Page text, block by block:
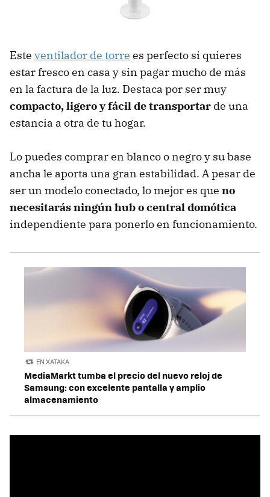
Este ventilador de torre es perfecto si quieres
estar fresco en casa y sin pagar mucho de más
en la factura de la luz. Destaca por ser muy
compacto, ligero y fácil de transportar de una
estancia a otra de tu hogar.
Lo puedes comprar en blanco o negro y su base
ancha le aporta una gran estabilidad. A pesar de
ser un modelo conectado, lo mejor es que no
necesitarás ningún hub o central domótica
independiente para ponerlo en funcionamiento.
EN XATAKA
MediaMarkt tumba el precio del nuevo reloj de
Samsung: con excelente pantalla y amplio
almacenamiento